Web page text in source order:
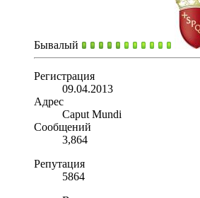
Бывалый
Регистрация
09.04.2013
Адрес
Caput Mundi
Сообщений
3,864
Репутация
5864